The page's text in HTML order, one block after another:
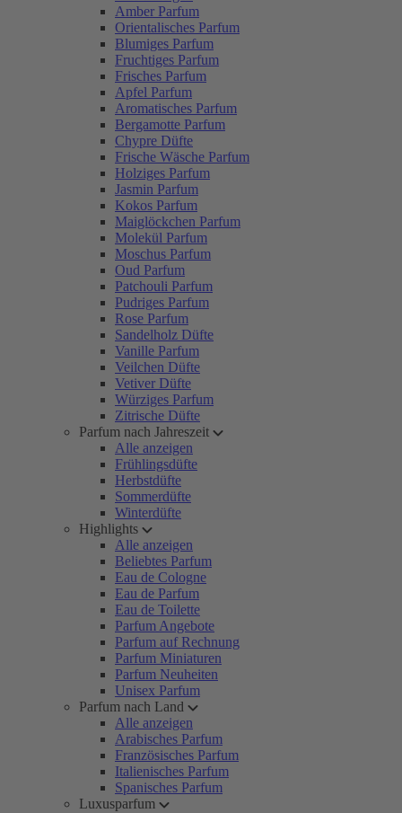
Amber Parfum
Orientalisches Parfum
Blumiges Parfum
Fruchtiges Parfum
Frisches Parfum
Apfel Parfum
Aromatisches Parfum
Bergamotte Parfum
Chypre Düfte
Frische Wäsche Parfum
Holziges Parfum
Jasmin Parfum
Kokos Parfum
Maiglöckchen Parfum
Molekül Parfum
Moschus Parfum
Oud Parfum
Patchouli Parfum
Pudriges Parfum
Rose Parfum
Sandelholz Düfte
Vanille Parfum
Veilchen Düfte
Vetiver Düfte
Würziges Parfum
Zitrische Düfte
Parfum nach Jahreszeit
Alle anzeigen
Frühlingsdüfte
Herbstdüfte
Sommerdüfte
Winterdüfte
Highlights
Alle anzeigen
Beliebtes Parfum
Eau de Cologne
Eau de Parfum
Eau de Toilette
Parfum Angebote
Parfum auf Rechnung
Parfum Miniaturen
Parfum Neuheiten
Unisex Parfum
Parfum nach Land
Alle anzeigen
Arabisches Parfum
Französisches Parfum
Italienisches Parfum
Spanisches Parfum
Luxusparfum